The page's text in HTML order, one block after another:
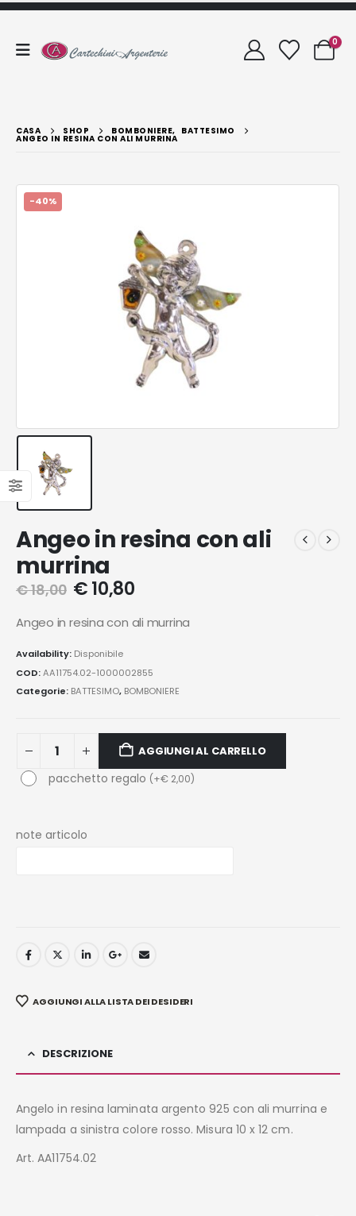
0
CASA SHOP BOMBONIERE, BATTESIMO
ANGEO IN RESINA CON ALI MURRINA
-40%
Angeo in resina con ali
murrina
€18,00 €10,80
Angeo in resina con ali murrina
Availability: Disponibile
COD:AA11754.02-1000002855
Categorie: BATTESIMO, BOMBONIERE
AGGIUNGI AL CARRELLO
pacchetto regalo (+€2,00)
note articolo
AGGIUNGI ALLA LISTA DEI DESIDERI
DESCRIZIONE
Angelo in resina laminata argento 925 con ali murrina e
lampada a sinistra colore rosso. Misura 10 x 12 cm.
Art. AA11754.02